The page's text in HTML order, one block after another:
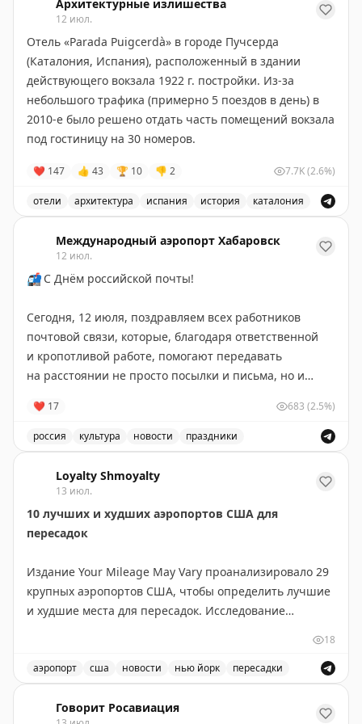
Архитектурные излишества
12 июл.
Отель «Parada Puigcerdà» в городе Пучсерда
(Каталония, Испания), расположенный в здании
действующего вокзала 1922 г. постройки. Из-за
небольшого трафика (примерно 5 поездов в день) в
2010-е было решено отдать часть помещений вокзала
под гостиницу на 30 номеров.
❤ 147 👍 43 🏆 10 👎 2 7.7K(2.6%)
отели архитектура испания история каталония
Международный аэропорт Хабаровск
12 июл.
📬С Днём российской почты!
Сегодня, 12 июля, поздравляем всех работников
почтовой связи, которые, благодаря ответственной
и кропотливой работе, помогают передавать
на расстоянии не просто посылки и письма, но и
в этих посланиях
Желаем крепкого здоровья, стабильной
бесперебойной работы💛
📸 Андрей Лавринович
❤ 17 683 (2.5%)
россия культура новости праздники
Loyalty Shmoyalty
13 июл.
10 лучших и худших аэропортов США для
пересадок
Издание Your Mileage May Vary проанализировало 29
крупных аэропортов США, чтобы определить лучшие
и худшие места для пересадок. Исследование
ТОП-10 для частых летающих: Хьюстон (IAH),
Вашингтон Даллес, Детройт, Сиэтл-Такома,
18
аэропорт сша новости нью йорк пересадки
Говорит Росавиация